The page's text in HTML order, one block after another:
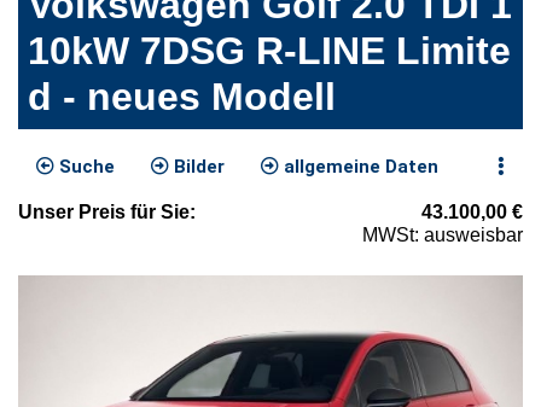
10kW 7DSG R-LINE Limite
d - neues Modell
Suche Bilder allgemeine Daten
Unser Preis für Sie: 43.100,00 €
MWSt: ausweisbar